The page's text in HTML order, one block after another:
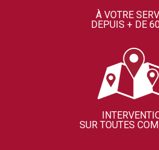
À VOTRE
DEPUIS + DE
SUR TOUTES